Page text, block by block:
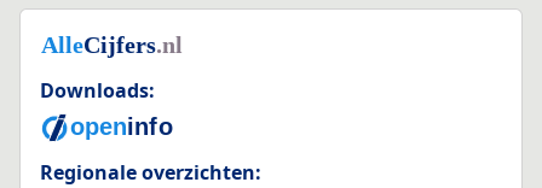
Downloads:
Regionale overzichten: